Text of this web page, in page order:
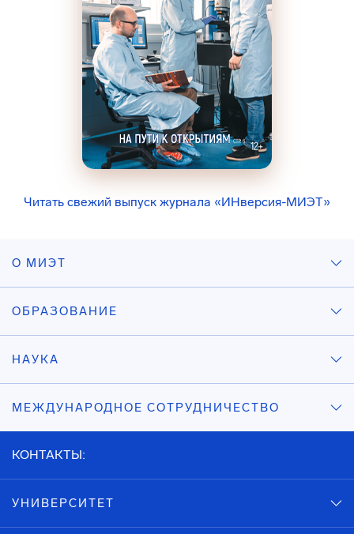
Читать свежий выпуск журнала «ИНверсия-МИЭТ»
О МИЭТ
ОБРАЗОВАНИЕ
НАУКА
МЕЖДУНАРОДНОЕ СОТРУДНИЧЕСТВО
КОНТАКТЫ:
УНИВЕРСИТЕТ